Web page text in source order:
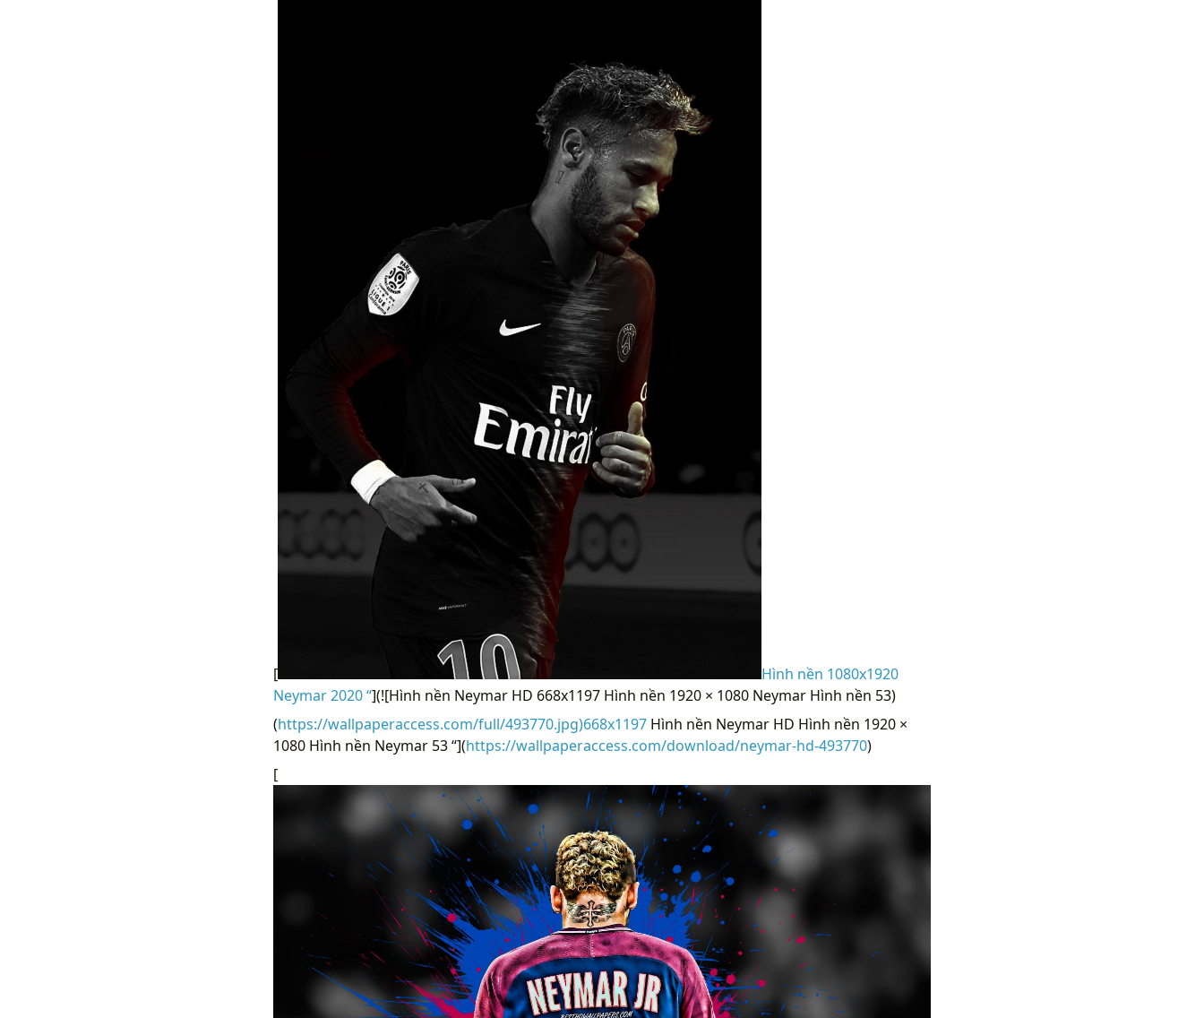
[
Hình nền 1080x1920
Neymar 2020 “](![Hình nền Neymar HD 668x1197 Hình nền 1920 × 1080 Neymar Hình nền 53)
(https://wallpaperaccess.com/full/493770.jpg)668x1197Hình nền Neymar HD Hình nền 1920 ×
1080 Hình nền Neymar 53 “](https://wallpaperaccess.com/download/neymar-hd-493770)
[